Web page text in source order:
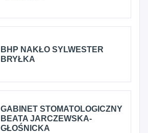
BHP NAKŁO SYLWESTER
BRYŁKA
GABINET STOMATOLOGICZNY
BEATA JARCZEWSKA-
GŁOŚNICKA